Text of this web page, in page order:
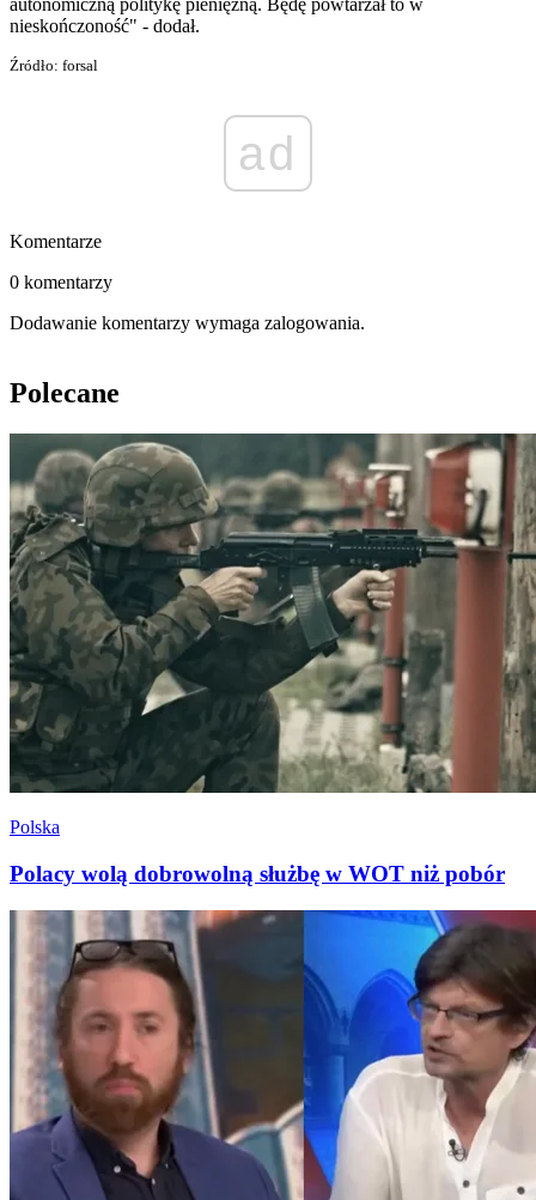
autonomiczną politykę pieniężną. Będę powtarzał to w
nieskończoność" - dodał.
Źródło: forsal
ad
Komentarze
0 komentarzy
Dodawanie komentarzy wymaga zalogowania.
Polecane
Polska
Polacy wolą dobrowolną służbę w WOT niż pobór